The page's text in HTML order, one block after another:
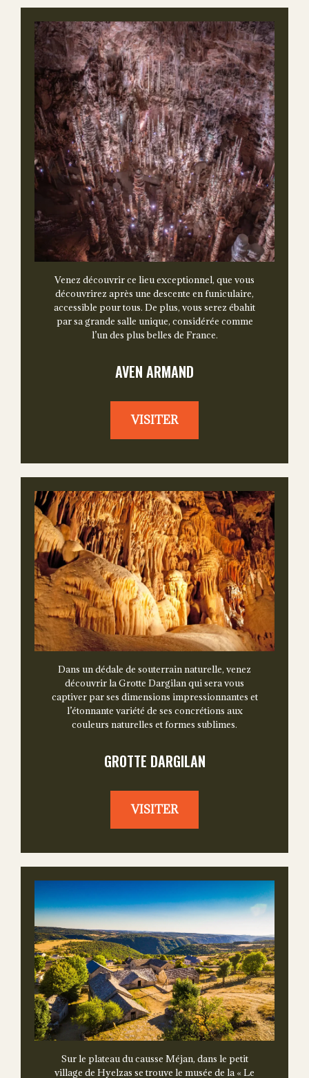
Venez découvrir ce lieu exceptionnel, que vous
découvrirez après une descente en funiculaire,
accessible pour tous. De plus, vous serez ébahit
par sa grande salle unique, considérée comme
l’un des plus belles de France.
AVEN ARMAND
VISITER
Dans un dédale de souterrain naturelle, venez
découvrir la Grotte Dargilan qui sera vous
captiver par ses dimensions impressionnantes et
l’étonnante variété de ses concrétions aux
couleurs naturelles et formes sublimes.
GROTTE DARGILAN
VISITER
Sur le plateau du causse Méjan, dans le petit
village de Hyelzas se trouve le musée de la « Le